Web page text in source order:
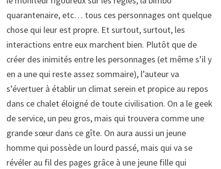
quarantenaire, etc… tous ces personnages ont quelque
chose qui leur est propre. Et surtout, surtout, les
interactions entre eux marchent bien. Plutôt que de
créer des inimités entre les personnages (et même s’il y
en a une qui reste assez sommaire), l’auteur va
s’évertuer à établir un climat serein et propice au repos
dans ce chalet éloigné de toute civilisation. On a le geek
de service, un peu gros, mais qui trouvera comme une
grande sœur dans ce gîte. On aura aussi un jeune
homme qui possède un lourd passé, mais qui va se
révéler au fil des pages grâce à une jeune fille qui